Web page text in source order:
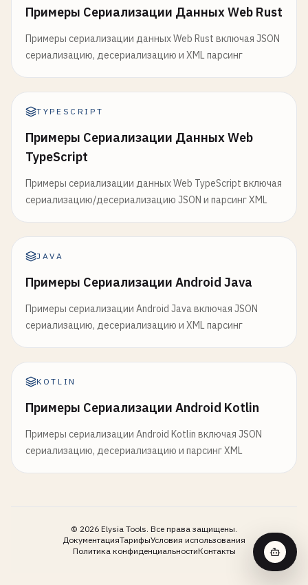
Примеры Сериализации Данных Web Rust
Примеры сериализации данных Web Rust включая JSON
сериализацию, десериализацию и XML парсинг
TYPESCRIPT
Примеры Сериализации Данных Web
TypeScript
Примеры сериализации данных Web TypeScript включая
сериализацию/десериализацию JSON и парсинг XML
JAVA
Примеры Сериализации Android Java
Примеры сериализации Android Java включая JSON
сериализацию, десериализацию и XML парсинг
KOTLIN
Примеры Сериализации Android Kotlin
Примеры сериализации Android Kotlin включая JSON
сериализацию, десериализацию и парсинг XML
© 2026 Elysia Tools. Все права защищены.
ДокументацияТарифыУсловия использования
Политика конфиденциальностиКонтакты